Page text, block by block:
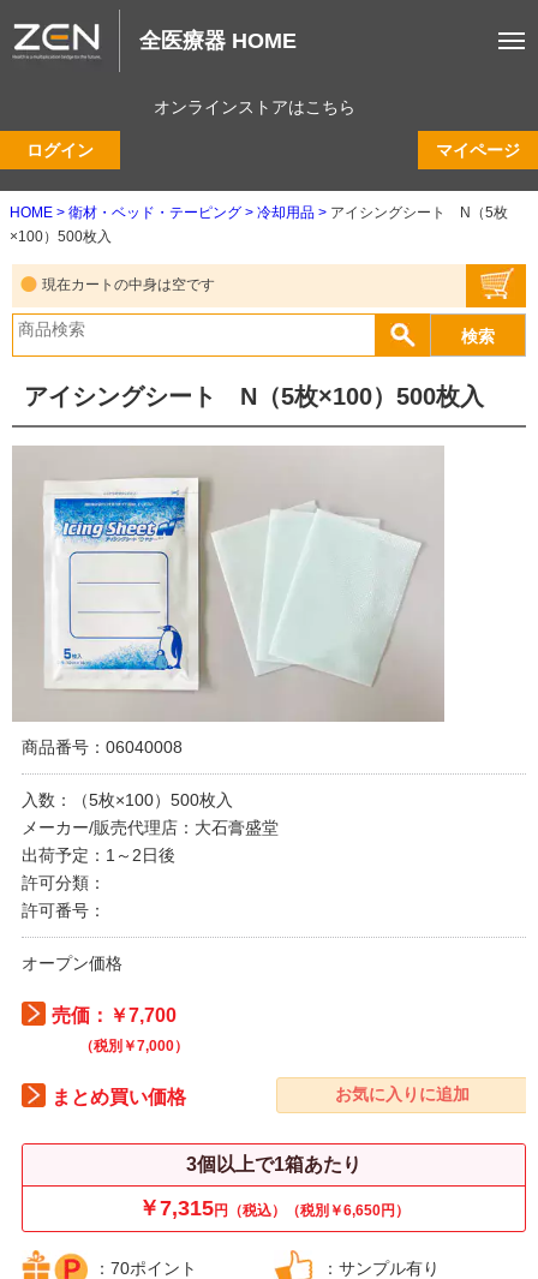
全医療器 HOME
オンラインストアはこちら
ログイン マイページ
HOME 衛材・ベッド・テーピング 冷却用品
アイシングシート N（5枚
×100）500枚入
現在カートの中身は空です
アイシングシート N（5枚×100）500枚入
商品番号：06040008
入数：（5枚×100）500枚入
メーカー/販売代理店：大石膏盛堂
出荷予定：1～2日後
許可分類：
許可番号：
オープン価格
売価：￥7,700
（税別￥7,000）
まとめ買い価格
3個以上で1箱あたり
￥7,315円（税込）（税別￥6,650円）
：70ポイント ：サンプル有り